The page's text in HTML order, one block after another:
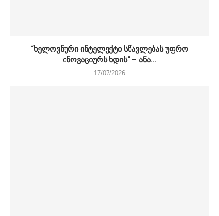
“ხელოვნური ინტელექტი სწავლებას უფრო
ინოვაციურს ხდის“ – ანა...
17/07/2026